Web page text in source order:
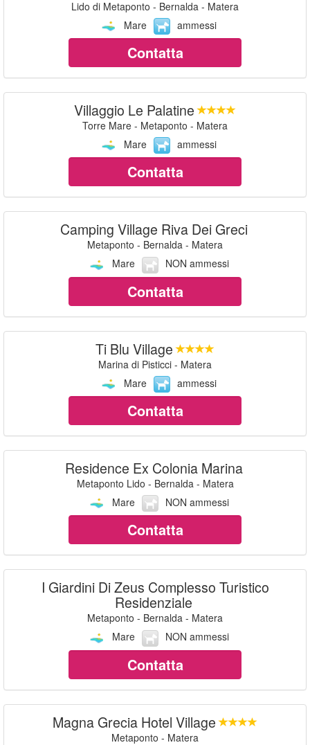
Lido di Metaponto - Bernalda - Matera
Mare
ammessi
Contatta
Villaggio Le Palatine
Torre Mare - Metaponto - Matera
Mare
ammessi
Contatta
Camping Village Riva Dei Greci
Metaponto - Bernalda - Matera
Mare
NON ammessi
Contatta
Ti Blu Village
Marina di Pisticci - Matera
Mare
ammessi
Contatta
Residence Ex Colonia Marina
Metaponto Lido - Bernalda - Matera
Mare
NON ammessi
Contatta
I Giardini Di Zeus Complesso Turistico
Residenziale
Metaponto - Bernalda - Matera
Mare
NON ammessi
Contatta
Magna Grecia Hotel Village
Metaponto - Matera